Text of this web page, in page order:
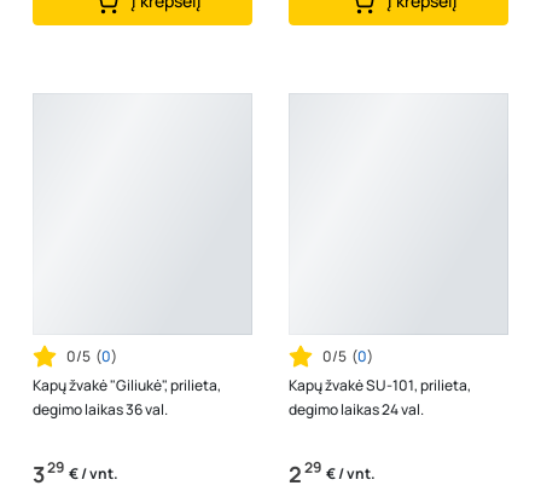
0/5 (0)
Kapų žvakė "Giliukė", prilieta,
degimo laikas 36 val.
329 € / vnt.
0/5 (0)
Kapų žvakė SU-101, prilieta,
degimo laikas 24 val.
229 € / vnt.